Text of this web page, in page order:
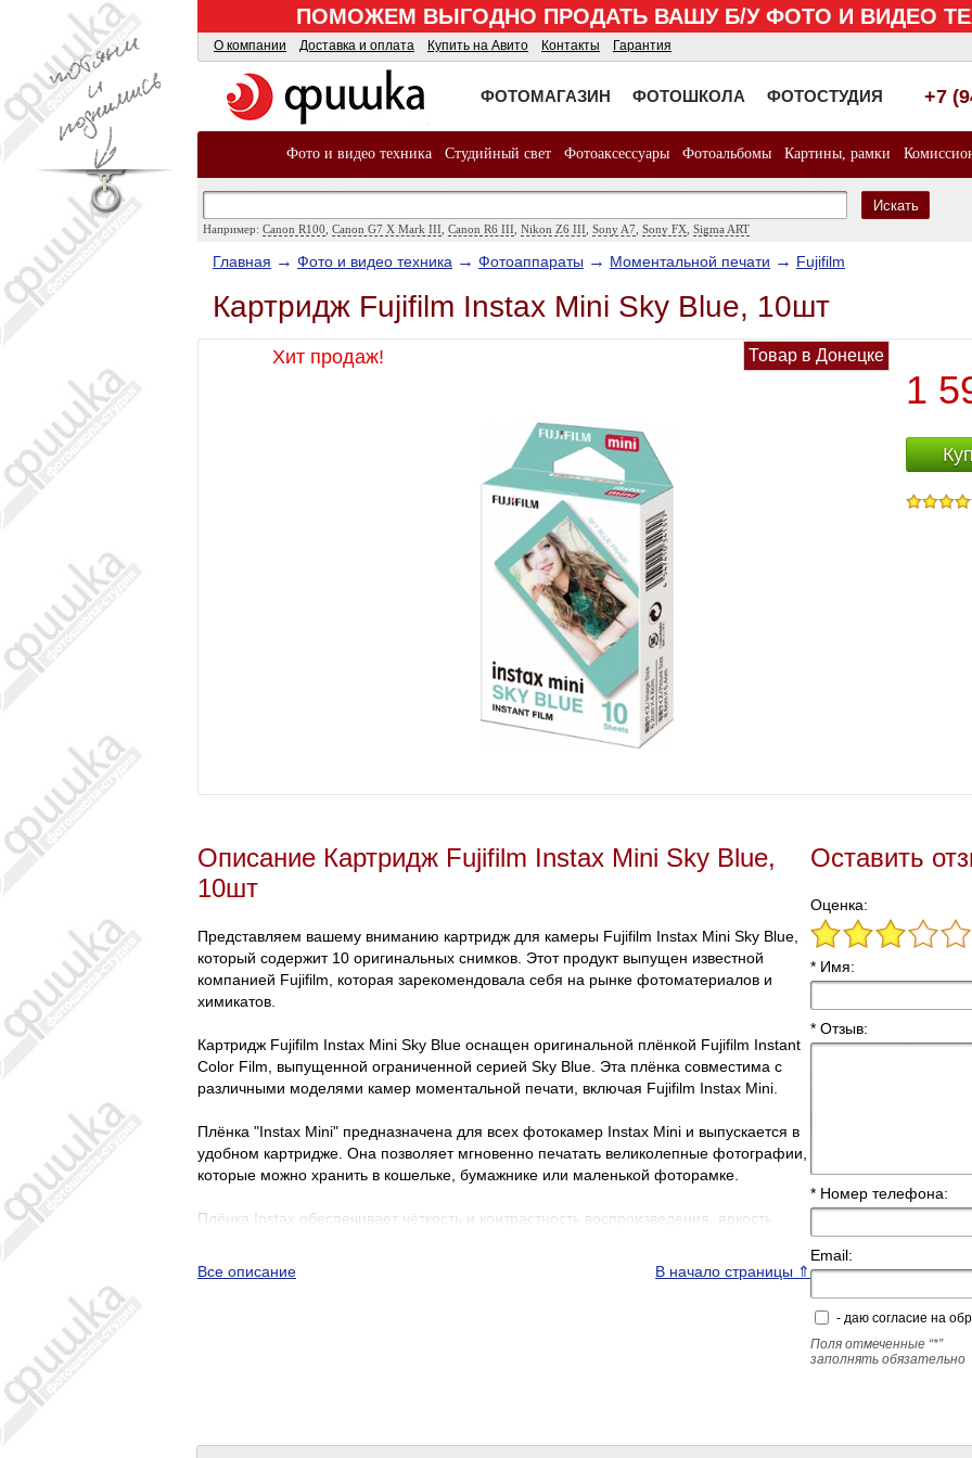
ПОМОЖЕМ ВЫГОДНО ПРОДАТЬ ВАШУ Б/У ФОТО И ВИДЕО
О компании Доставка и оплата Купить на Авито Контакты Гарантия
ФОТОМАГАЗИН ФОТОШКОЛА ФОТОСТУДИЯ +7
Фото и видео техника Студийный свет Фотоаксессуары Фотоальбомы Картины, рамки
Искать
Например: Canon R100 Canon G7 X Mark III Canon R6 III Nikon Z6 III Sony A7 Sony FX Sigma ART
Главная → Фото и видео техника → Фотоаппараты → Моментальной печати → Fujifilm
Картридж Fujifilm Instax Mini Sky Blue, 10шт
Хит продаж! Товар в Донецке
1
Описание Картридж Fujifilm Instax Mini Sky Blue,
10шт
Представляем вашему вниманию картридж для камеры Fujifilm Instax Mini Sky Blue,
который содержит 10 оригинальных снимков. Этот продукт выпущен известной
компанией Fujifilm, которая зарекомендовала себя на рынке фотоматериалов и
химикатов.
Картридж Fujifilm Instax Mini Sky Blue оснащен оригинальной плёнкой Fujifilm Instant
Color Film, выпущенной ограниченной серией Sky Blue. Эта плёнка совместима с
различными моделями камер моментальной печати, включая Fujifilm Instax Mini.
Плёнка "Instax Mini" предназначена для всех фотокамер Instax Mini и выпускается в
удобном картридже. Она позволяет мгновенно печатать великолепные фотографии,
которые можно хранить в кошельке, бумажнике или маленькой фоторамке.
Плёнка Instax обеспечивает чёткость и контрастность воспроизведения, яркость
Все описание В начало страницы ⇑
Оставить
Оценка:
* Имя:
* Отзыв:
* Номер телефона:
Email:
- даю согласие на
Поля отмеченные “*”
заполнять обязательно